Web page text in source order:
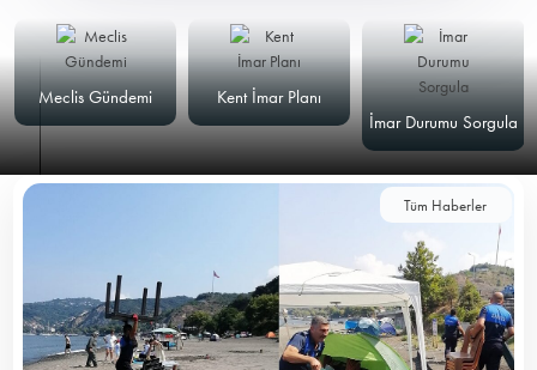
Meclis Gündemi
Kent İmar Planı
İmar Durumu Sorgula
Tüm Haberler